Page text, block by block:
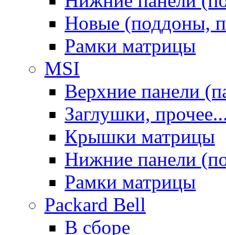
Новые (поддоны,
Рамки матрицы
MSI
Верхние панели
Заглушки,
Крышки матрицы
Нижние панели
Рамки матрицы
Packard Bell
В сборе